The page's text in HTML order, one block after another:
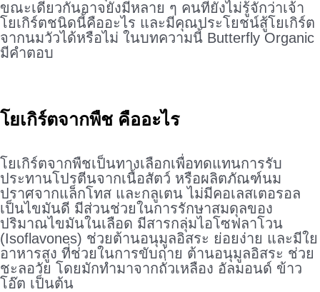
ขณะเดียวกันอาจยังมีหลาย ๆ คนที่ยังไม่รู้จักว่าเจ้า
โยเกิร์ตชนิดนี้คืออะไร และมีคุณประโยชน์สู้โยเกิร์ต
จากนมวัวได้หรือไม่ ในบทความนี้ Butterfly Organic
มีคำตอบ
โยเกิร์ตจากพืช คืออะไร
โยเกิร์ตจากพืชเป็นทางเลือกเพื่อทดแทนการรับ
ประทานโปรตีนจากเนื้อสัตว์ หรือผลิตภัณฑ์นม
ปราศจากแล็กโทส และกลูเตน ไม่มีคอเลสเตอรอล
เป็นไขมันดี มีส่วนช่วยในการรักษาสมดุลของ
ปริมาณไขมันในเลือด มีสารกลุ่มไอโซฟลาโวน
(Isoflavones) ช่วยต้านอนุมูลอิสระ ย่อยง่าย และมีใย
อาหารสูง ที่ช่วยในการขับถ่าย ต้านอนุมูลอิสระ ช่วย
ชะลอวัย โดยมักทำมาจากถั่วเหลือง อัลมอนด์ ข้าว
โอ๊ต เป็นต้น